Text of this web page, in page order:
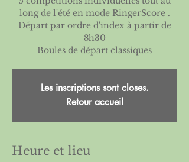
long de l'été en mode RingerScore .
Départ par ordre d'index à partir de
8h30
Les inscriptions sont closes.
Retour accueil
Heure et lieu